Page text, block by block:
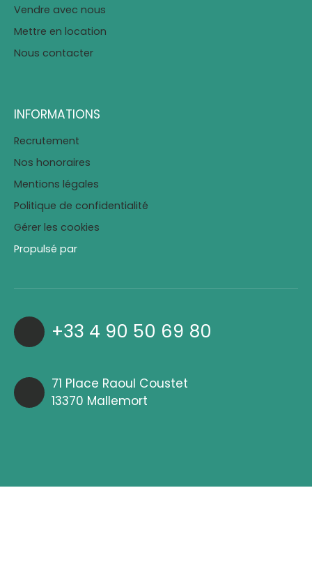
Vendre avec nous
Mettre en location
Nous contacter
INFORMATIONS
Recrutement
Nos honoraires
Mentions légales
Politique de confidentialité
Gérer les cookies
Propulsé par
+33 4 90 50 69 80
71 Place Raoul Coustet
13370 Mallemort